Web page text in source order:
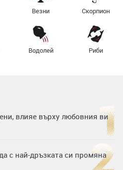
Везни Скорпион
Водолей Риби
влияе върху любовния ви
с най-дръзката си промяна